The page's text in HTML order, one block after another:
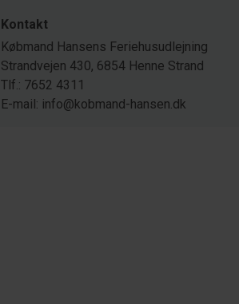
Kontakt
Købmand Hansens Feriehusudlejning
Strandvejen 430, 6854 Henne Strand
Tlf.: 7652 4311
E-mail: info@kobmand-hansen.dk